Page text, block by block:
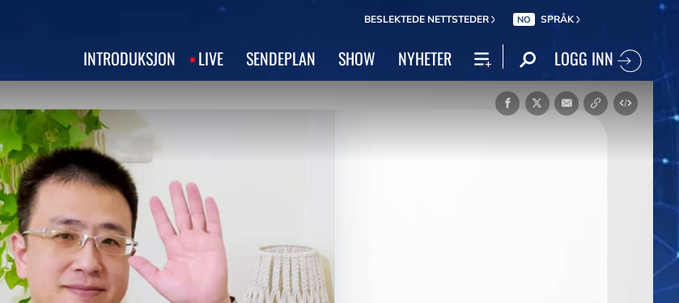
BESLEKTEDE NETTSTEDER NO SPRÅK
INTRODUKSJON LIVE SENDEPLAN SHOW NYHETER LOGG INN